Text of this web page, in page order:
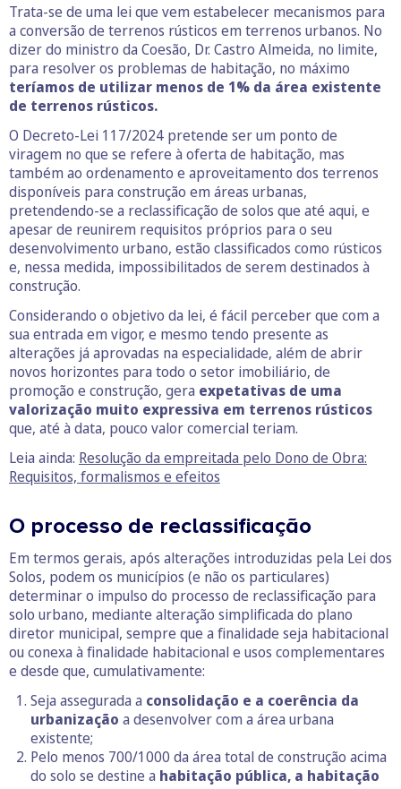
Trata-se de uma lei que vem estabelecer mecanismos para
a conversão de terrenos rústicos em terrenos urbanos. No
dizer do ministro da Coesão, Dr. Castro Almeida, no limite,
para resolver os problemas de habitação, no máximo
teríamos de utilizar menos de 1% da área existente
de terrenos rústicos.
O Decreto-Lei 117/2024 pretende ser um ponto de
viragem no que se refere à oferta de habitação, mas
também ao ordenamento e aproveitamento dos terrenos
disponíveis para construção em áreas urbanas,
pretendendo-se a reclassificação de solos que até aqui, e
apesar de reunirem requisitos próprios para o seu
desenvolvimento urbano, estão classificados como rústicos
e, nessa medida, impossibilitados de serem destinados à
construção.
Considerando o objetivo da lei, é fácil perceber que com a
sua entrada em vigor, e mesmo tendo presente as
alterações já aprovadas na especialidade, além de abrir
novos horizontes para todo o setor imobiliário, de
promoção e construção, gera expetativas de uma
valorização muito expressiva em terrenos rústicos
que, até à data, pouco valor comercial teriam.
Leia ainda: Resolução da empreitada pelo Dono de Obra:
Requisitos, formalismos e efeitos
O processo de reclassificação
Em termos gerais, após alterações introduzidas pela Lei dos
Solos, podem os municípios (e não os particulares)
determinar o impulso do processo de reclassificação para
solo urbano, mediante alteração simplificada do plano
diretor municipal, sempre que a finalidade seja habitacional
ou conexa à finalidade habitacional e usos complementares
e desde que, cumulativamente:
Seja assegurada a consolidação e a coerência da
urbanização a desenvolver com a área urbana
existente;
Pelo menos 700/1000 da área total de construção acima
do solo se destine a habitação pública, a habitação